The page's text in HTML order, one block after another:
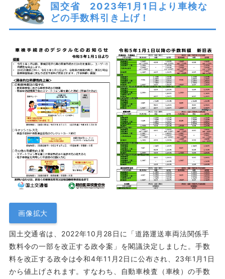
国交省 2023年1月1日より車検な
どの手数料引き上げ！
画像拡大
国土交通省は、2022年10月28日に「道路運送車両法関係手
数料令の一部を改正する政令案」を閣議決定しました。手数
料を改正する政令は令和4年11月2日に公布され、23年1月1日
から値上げされます。すなわち、自動車検査（車検）の手数